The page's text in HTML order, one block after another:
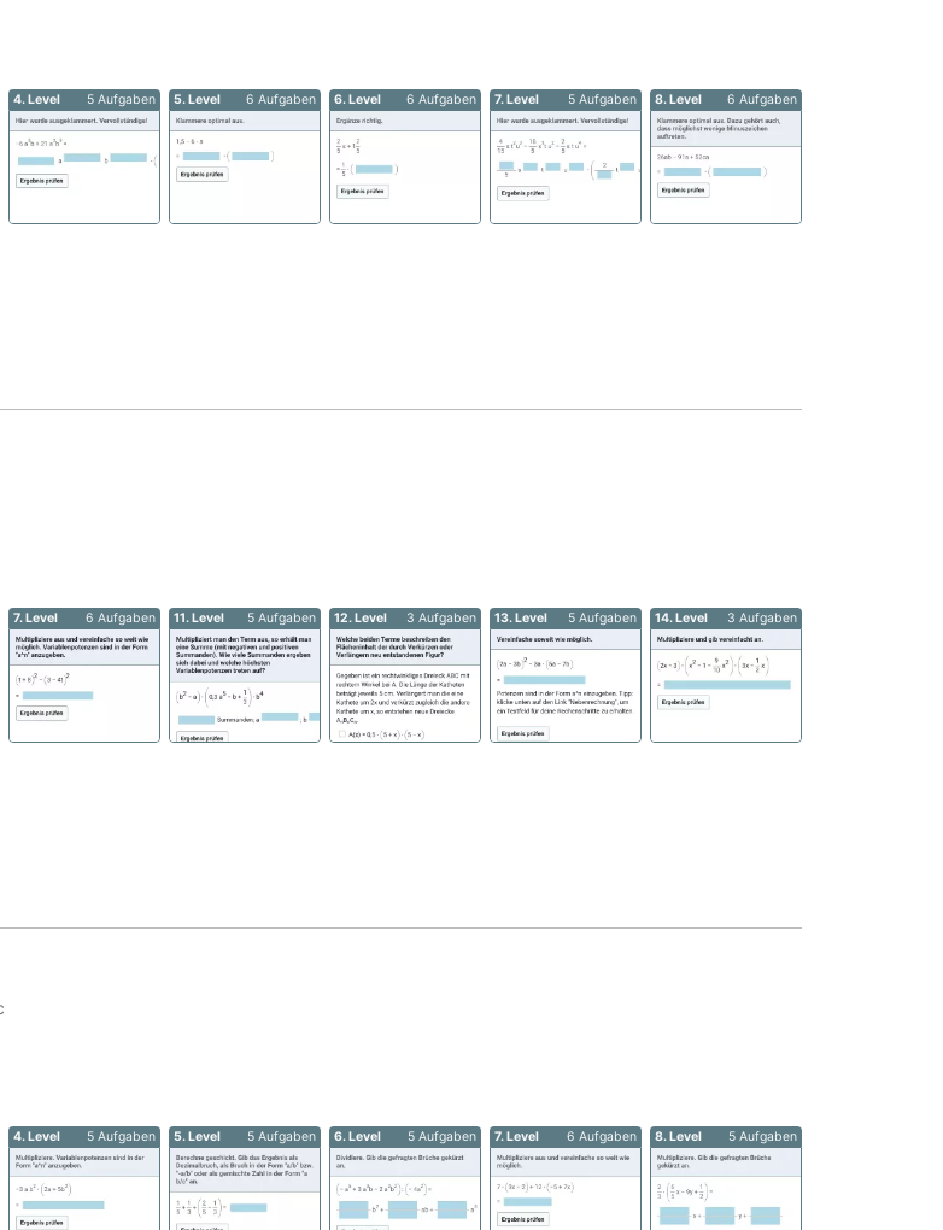
4. Level 5 Aufgaben 5. Level 6 Aufgaben 6. Level 6 Aufgaben 7. Level 5 Aufgaben 8. Level 6 Aufgaben
7. Level 6 Aufgaben 11. Level 5 Aufgaben 12. Level 3 Aufgaben 13. Level 5 Aufgaben 14. Level 3 Aufgaben
4. Level 5 Aufgaben 5. Level 5 Aufgaben 6. Level 5 Aufgaben 7. Level 6 Aufgaben 8. Level 5 Aufgaben